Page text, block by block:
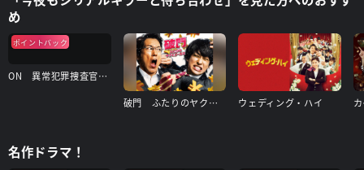
め
ポイントバック
ON 異常犯罪捜査官・藤堂比奈子
破門 ふたりのヤクビョーガミ ウェディング・ハイ
名作ドラマ！